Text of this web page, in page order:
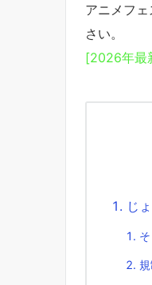
アニメフ
さい。
[2026年最
じ